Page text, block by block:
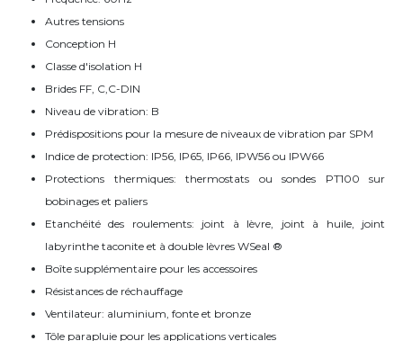
Autres tensions
Conception H
Classe d'isolation H
Brides FF, C,C-DIN
Niveau de vibration: B
Prédispositions pour la mesure de niveaux de vibration par SPM
Indice de protection: IP56, IP65, IP66, IPW56 ou IPW66
Protections thermiques: thermostats ou sondes PT100 sur
bobinages et paliers
Etanchéité des roulements: joint à lèvre, joint à huile, joint
labyrinthe taconite et à double lèvres WSeal ®
Boîte supplémentaire pour les accessoires
Résistances de réchauffage
Ventilateur: aluminium, fonte et bronze
Tôle parapluie pour les applications verticales